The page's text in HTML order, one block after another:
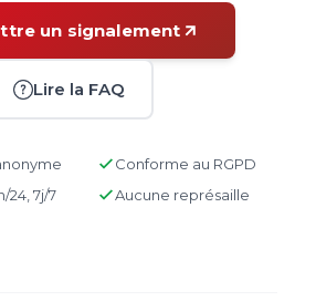
un signalement
Lire la FAQ
Conforme au RGPD
24, 7j/7
Aucune représaille